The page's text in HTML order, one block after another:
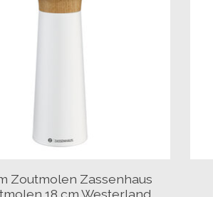
Zoutmolen Zassenhaus
18 cm Westerland